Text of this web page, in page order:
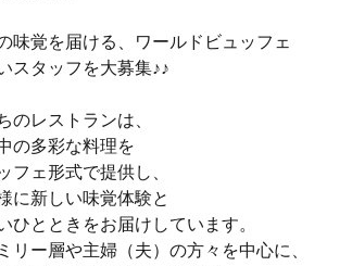
味覚を届ける、ワールドビュッフェ
スタッフを大募集♪♪
のレストランは、
の多彩な料理を
フェ形式で提供し、
に新しい味覚体験と
ひとときをお届けしています。
リー層や主婦（夫）の方々を中心に、